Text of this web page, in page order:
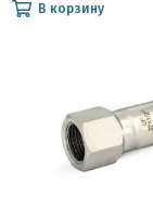
В корзину